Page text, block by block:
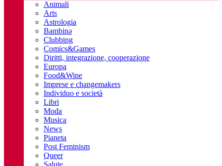
Animali
Arts
Astrologia
Bambinə
Clubbing
Comics&Games
Diritti, integrazione, cooperazione
Europa
Food&Wine
Imprese e changemakers
Individuo e società
Libri
Moda
Musica
News
Pianeta
Post Feminism
Queer
Salute